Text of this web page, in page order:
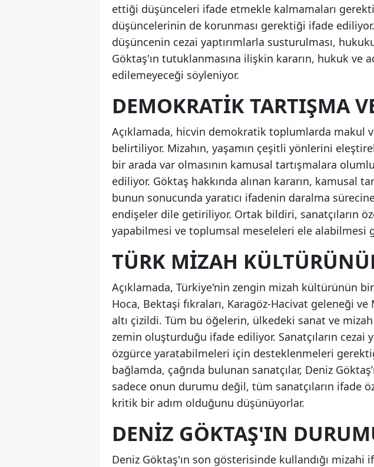
ettiği düşünceleri ifade etmekle kalmamaları
düşüncelerinin de korunması gerektiği ifade
düşüncenin cezai yaptırımlarla susturulması,
Göktaş'ın tutuklanmasına ilişkin kararın, hukuk ve
edilemeyeceği söyleniyor.
DEMOKRATIK TARTIŞMA
Açıklamada, hicvin demokratik toplumlarda makul
belirtiliyor. Mizahın, yaşamın çeşitli yönlerini
bir arada var olmasının kamusal tartışmalara
ediliyor. Göktaş hakkında alınan kararın, kamusal
bunun sonucunda yaratıcı ifadenin daralma
endişeler dile getiriliyor. Ortak bildiri, sanatçıların
yapabilmesi ve toplumsal meseleleri ele alabilmesi
TÜRK MIZAH
Açıklamada, Türkiye'nin zengin mizah kültürünün
Hoca, Bektaşi fıkraları, Karagöz-Hacivat geleneği ve
altı çizildi. Tüm bu öğelerin, ülkedeki sanat ve
zemin oluşturduğu ifade ediliyor. Sanatçıların cezai
özgürce yaratabilmeleri için desteklenmeleri
bağlamda, çağrıda bulunan sanatçılar, Deniz
sadece onun durumu değil, tüm sanatçıların ifade
kritik bir adım olduğunu düşünüyorlar.
DENIZ GÖKTAŞ'IN
Deniz Göktaş'ın son gösterisinde kullandığı mizahi